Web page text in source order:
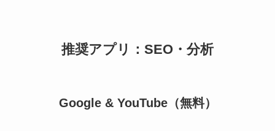
推奨アプリ：SEO・分析
Google & YouTube（無料）